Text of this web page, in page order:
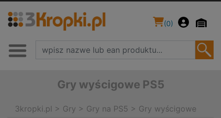
(0)
Gry wyścigowe PS5
3kropki.pl > Gry > Gry na PS5 > Gry wyścigowe